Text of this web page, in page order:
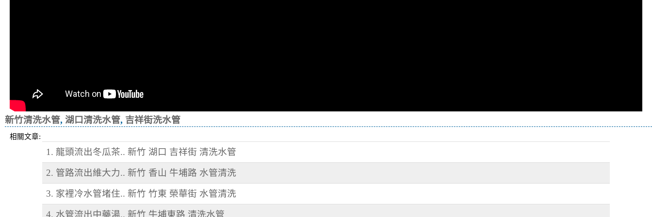
新竹清洗水管, 湖口清洗水管, 吉祥街洗水管
相關文章:
1. 龍頭流出冬瓜茶.. 新竹 湖口 吉祥街 清洗水管
2. 管路流出維大力.. 新竹 香山 牛埔路 水管清洗
3. 家裡冷水管堵住.. 新竹 竹東 榮華街 水管清洗
4. 水管流出中藥湯.. 新竹 牛埔東路 清洗水管